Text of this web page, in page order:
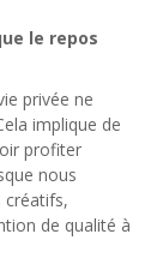
le repos
privée ne
implique de
profiter
nous
créatifs,
de qualité à